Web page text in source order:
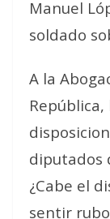
Manuel
soldado
A la
diputados
¿Cabe el
sentir